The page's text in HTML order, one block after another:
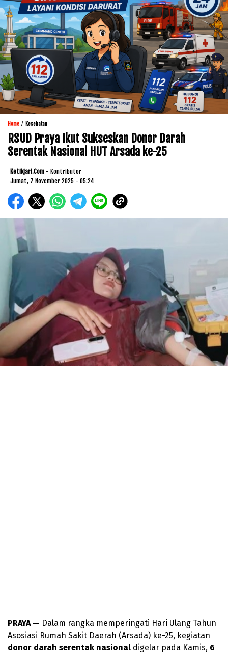
Home / Kesehatan
RSUD Praya Ikut Sukseskan Donor Darah
Serentak Nasional HUT Arsada ke-25
Ketikjari.com - Kontributor
Jumat, 7 November 2025 - 05:24
PRAYA — Dalam rangka memperingati Hari Ulang Tahun
Asosiasi Rumah Sakit Daerah (Arsada) ke-25, kegiatan
donor darah serentak nasional digelar pada Kamis, 6